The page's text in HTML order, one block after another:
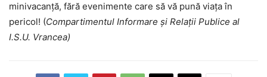
minivacanță, fără evenimente care să vă pună viața în
pericol! (Compartimentul Informare şi Relaţii Publice al
I.S.U. Vrancea)